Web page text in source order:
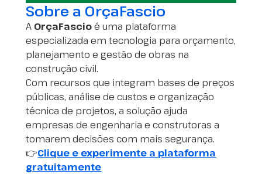
Sobre a OrçaFascio
A OrçaFascioé uma plataforma
especializada em tecnologia para orçamento,
planejamento e gestão de obras na
construção civil.
Com recursos que integram bases de preços
públicas, análise de custos e organização
técnica de projetos, a solução ajuda
empresas de engenharia e construtoras a
tomarem decisões com mais segurança.
👉Clique e experimente a plataforma
gratuitamente